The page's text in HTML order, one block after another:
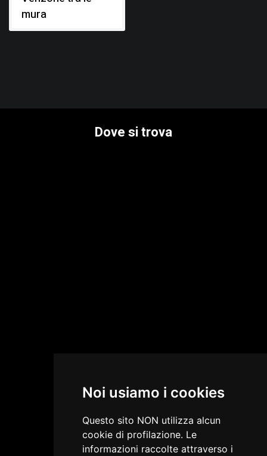
Noi usiamo i cookies
Questo sito NON utilizza alcun
cookie di profilazione. Le
informazioni raccolte attraverso i
deducibile dalle porzioni lasciate a vista, intonacata e
mura
Dove si trova